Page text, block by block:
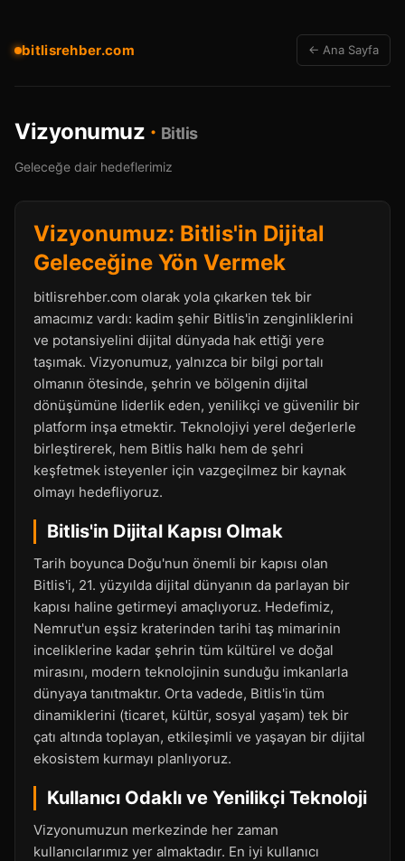
bitlisrehber.com ← Ana Sayfa
Vizyonumuz · Bitlis
Geleceğe dair hedeflerimiz
Vizyonumuz: Bitlis'in Dijital
Geleceğine Yön Vermek
bitlisrehber.com olarak yola çıkarken tek bir
amacımız vardı: kadim şehir Bitlis'in zenginliklerini
ve potansiyelini dijital dünyada hak ettiği yere
taşımak. Vizyonumuz, yalnızca bir bilgi portalı
olmanın ötesinde, şehrin ve bölgenin dijital
dönüşümüne liderlik eden, yenilikçi ve güvenilir bir
platform inşa etmektir. Teknolojiyi yerel değerlerle
birleştirerek, hem Bitlis halkı hem de şehri
keşfetmek isteyenler için vazgeçilmez bir kaynak
olmayı hedefliyoruz.
Bitlis'in Dijital Kapısı Olmak
Tarih boyunca Doğu'nun önemli bir kapısı olan
Bitlis'i, 21. yüzyılda dijital dünyanın da parlayan bir
kapısı haline getirmeyi amaçlıyoruz. Hedefimiz,
Nemrut'un eşsiz kraterinden tarihi taş mimarinin
inceliklerine kadar şehrin tüm kültürel ve doğal
mirasını, modern teknolojinin sunduğu imkanlarla
dünyaya tanıtmaktır. Orta vadede, Bitlis'in tüm
dinamiklerini (ticaret, kültür, sosyal yaşam) tek bir
çatı altında toplayan, etkileşimli ve yaşayan bir dijital
ekosistem kurmayı planlıyoruz.
Kullanıcı Odaklı ve Yenilikçi Teknoloji
Vizyonumuzun merkezinde her zaman
kullanıcılarımız yer almaktadır. En iyi kullanıcı